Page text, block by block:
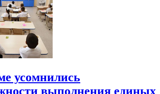
усомнились
выполнения единых